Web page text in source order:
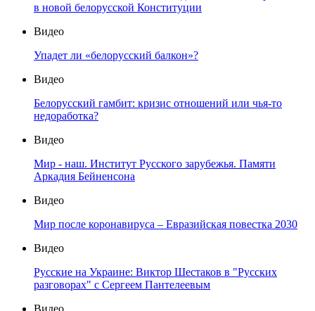
в новой белорусской Конституции
Видео
Упадет ли «белорусский балкон»?
Видео
Белорусский гамбит: кризис отношений или чья-то
недоработка?
Видео
Мир - наш. Институт Русского зарубежья. Памяти
Аркадия Бейненсона
Видео
Мир после коронавируса – Евразийская повестка 2030
Видео
Русские на Украине: Виктор Шестаков в "Русских
разговорах" с Сергеем Пантелеевым